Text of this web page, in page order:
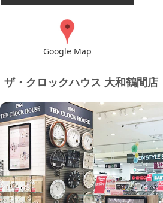
Google Map
ザ・クロックハウス 大和鶴間店